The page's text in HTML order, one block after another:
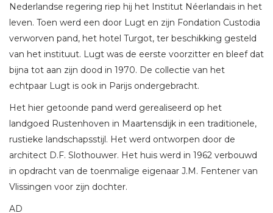
Nederlandse regering riep hij het Institut Néerlandais in het
leven. Toen werd een door Lugt en zijn Fondation Custodia
verworven pand, het hotel Turgot, ter beschikking gesteld
van het instituut. Lugt was de eerste voorzitter en bleef dat
bijna tot aan zijn dood in 1970. De collectie van het
echtpaar Lugt is ook in Parijs ondergebracht.
Het hier getoonde pand werd gerealiseerd op het
landgoed Rustenhoven in Maartensdijk in een traditionele,
rustieke landschapsstijl. Het werd ontworpen door de
architect D.F. Slothouwer. Het huis werd in 1962 verbouwd
in opdracht van de toenmalige eigenaar J.M. Fentener van
Vlissingen voor zijn dochter.
AD